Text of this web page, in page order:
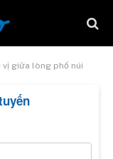
vị giữa lòng phố núi